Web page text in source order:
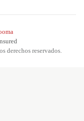
derechos reservados.